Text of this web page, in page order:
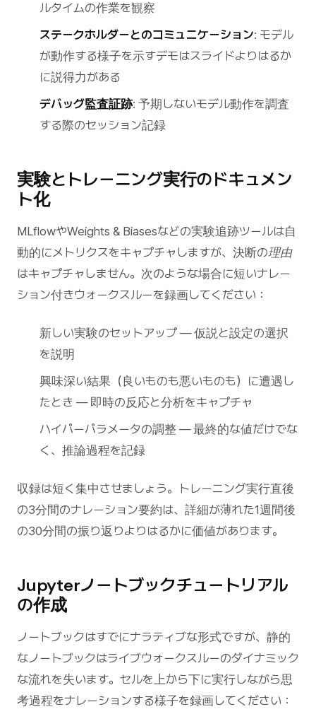
ルタイムの作業を観察
ステークホルダーとのコミュニケーション: モデル
が動作する様子を示すデモはスライドよりはるか
に説得力がある
デバッグ監査証跡: 予期しないモデル動作を調査
する際のセッション記録
実験とトレーニング実行のドキュメン
ト化
MLflowやWeights & Biasesなどの実験追跡ツールは自
動的にメトリクスをキャプチャしますが、決断の理由
はキャプチャしません。次のような場合に短いナレー
ション付きウォークスルーを録画してください：
新しい実験のセットアップ — 仮説と設定の選択
を説明
興味深い結果（良いものも悪いものも）に遭遇し
たとき — 即時の反応と分析をキャプチャ
ハイパーパラメータの調整 — 最終的な値だけでな
く、推論過程を記録
収録は短く集中させましょう。トレーニング実行直後
の3分間のナレーション要約は、詳細が薄れた1週間後
の30分間の振り返りよりはるかに価値があります。
Jupyterノートブックチュートリアル
の作成
ノートブックはすでにナラティブな形式ですが、静的
なノートブックはライブウォークスルーのダイナミック
な流れを失います。セルを上から下に実行しながら思
考過程をナレーションする様子を録画してください：